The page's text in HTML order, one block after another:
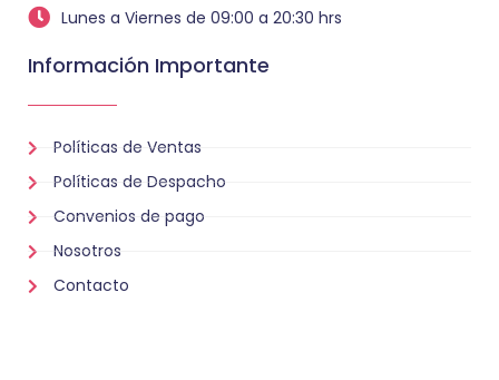
Lunes a Viernes de 09:00 a 20:30 hrs
Información Importante
Políticas de Ventas
Políticas de Despacho
Convenios de pago
Nosotros
Contacto